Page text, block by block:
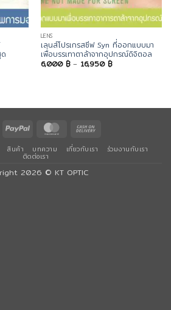
LENS
เลนส์โปรเกรสซีฟ Syn ที่ออกแบบมา
เพื่อบรรเทาตาล้าจากอุปกรณ์ดิจิตอล
6,000 ฿ – 16,950 ฿Price
range:
Visa PayPal MasterCard
Delivery
สินค้า บทความ เกี่ยวกับเรา ร่วมงานกับเรา
ติดต่อเรา
2026 © KT OPTIC